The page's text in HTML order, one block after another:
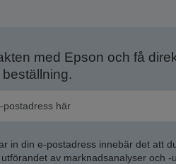
med Epson och få
in din e-postadress innebär det att
av marknadsanalyser och